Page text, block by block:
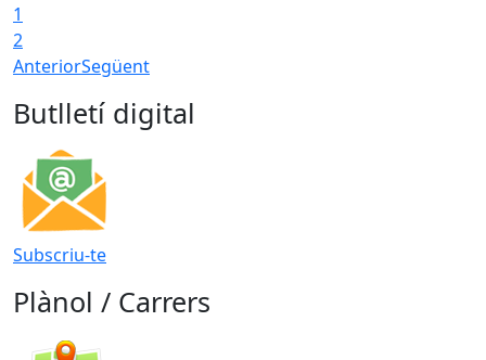
1
2
AnteriorSegüent
Butlletí digital
Subscriu-te
Plànol / Carrers